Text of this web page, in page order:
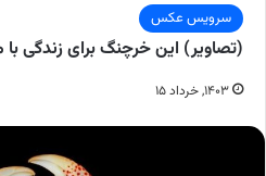
سرویس عکس
(تصاویر) این خرچنگ برای زندگی
۱۴۰۳, خرداد ۱۵